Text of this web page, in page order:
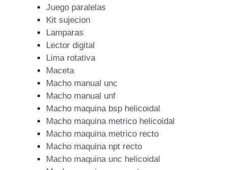
Juego paralelas
Kit sujecion
Lamparas
Lector digital
Lima rotativa
Maceta
Macho manual unc
Macho manual unf
Macho maquina bsp helicoidal
Macho maquina metrico helicoidal
Macho maquina metrico recto
Macho maquina npt recto
Macho maquina unc helicoidal